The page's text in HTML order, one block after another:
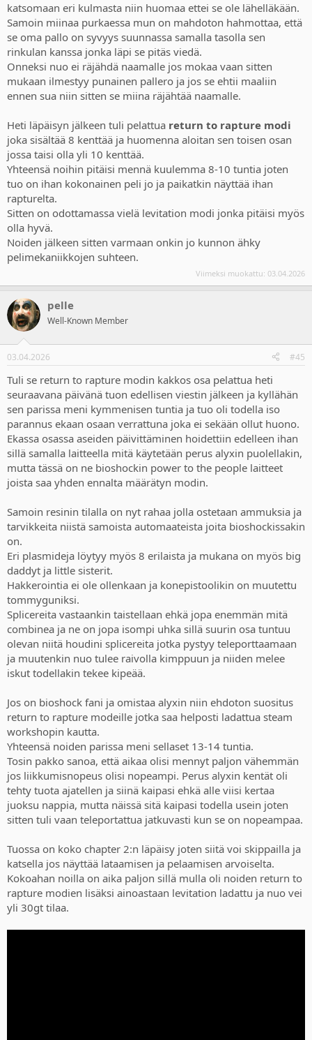
katsomaan eri kulmasta niin huomaa ettei se ole lähelläkään.
Samoin miinaa purkaessa mun on mahdoton hahmottaa, että
se oma pallo on syvyys suunnassa samalla tasolla sen
rinkulan kanssa jonka läpi se pitäs viedä.
Onneksi nuo ei räjähdä naamalle jos mokaa vaan sitten
mukaan ilmestyy punainen pallero ja jos se ehtii maaliin
ennen sua niin sitten se miina räjähtää naamalle.
Heti läpäisyn jälkeen tuli pelattua return to rapture modi
joka sisältää 8 kenttää ja huomenna aloitan sen toisen osan
jossa taisi olla yli 10 kenttää.
Yhteensä noihin pitäisi mennä kuulemma 8-10 tuntia joten
tuo on ihan kokonainen peli jo ja paikatkin näyttää ihan
rapturelta.
Sitten on odottamassa vielä levitation modi jonka pitäisi myös
olla hyvä.
Noiden jälkeen sitten varmaan onkin jo kunnon ähky
pelimekaniikkojen suhteen.
Viimeksi muokattu: 03.04.2026
pelle
Well-Known Member
03.04.2026 #45
Tuli se return to rapture modin kakkos osa pelattua heti
seuraavana päivänä tuon edellisen viestin jälkeen ja kyllähän
sen parissa meni kymmenisen tuntia ja tuo oli todella iso
parannus ekaan osaan verrattuna joka ei sekään ollut huono.
Ekassa osassa aseiden päivittäminen hoidettiin edelleen ihan
sillä samalla laitteella mitä käytetään perus alyxin puolellakin,
mutta tässä on ne bioshockin power to the people laitteet
joista saa yhden ennalta määrätyn modin.
Samoin resinin tilalla on nyt rahaa jolla ostetaan ammuksia ja
tarvikkeita niistä samoista automaateista joita bioshockissakin
on.
Eri plasmideja löytyy myös 8 erilaista ja mukana on myös big
daddyt ja little sisterit.
Hakkerointia ei ole ollenkaan ja konepistoolikin on muutettu
tommyguniksi.
Splicereita vastaankin taistellaan ehkä jopa enemmän mitä
combinea ja ne on jopa isompi uhka sillä suurin osa tuntuu
olevan niitä houdini splicereita jotka pystyy teleporttaamaan
ja muutenkin nuo tulee raivolla kimppuun ja niiden melee
iskut todellakin tekee kipeää.
Jos on bioshock fani ja omistaa alyxin niin ehdoton suositus
return to rapture modeille jotka saa helposti ladattua steam
workshopin kautta.
Yhteensä noiden parissa meni sellaset 13-14 tuntia.
Tosin pakko sanoa, että aikaa olisi mennyt paljon vähemmän
jos liikkumisnopeus olisi nopeampi. Perus alyxin kentät oli
tehty tuota ajatellen ja siinä kaipasi ehkä alle viisi kertaa
juoksu nappia, mutta näissä sitä kaipasi todella usein joten
sitten tuli vaan teleportattua jatkuvasti kun se on nopeampaa.
Tuossa on koko chapter 2:n läpäisy joten siitä voi skippailla ja
katsella jos näyttää lataamisen ja pelaamisen arvoiselta.
Kokoahan noilla on aika paljon sillä mulla oli noiden return to
rapture modien lisäksi ainoastaan levitation ladattu ja nuo vei
yli 30gt tilaa.